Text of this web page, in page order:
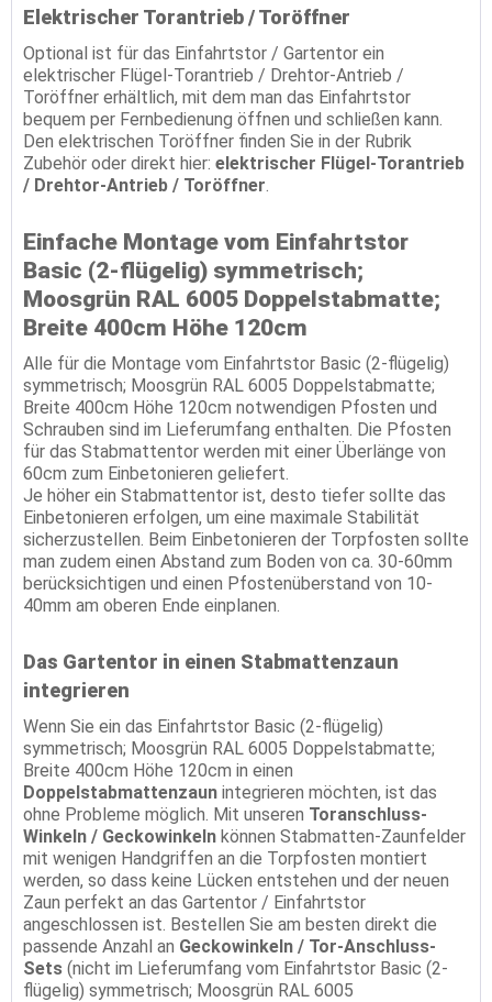
Elektrischer Torantrieb / Toröffner
Optional ist für das Einfahrtstor / Gartentor ein
elektrischer Flügel-Torantrieb / Drehtor-Antrieb /
Toröffner erhältlich, mit dem man das Einfahrtstor
bequem per Fernbedienung öffnen und schließen kann.
Den elektrischen Toröffner finden Sie in der Rubrik
Zubehör oder direkt hier: elektrischer Flügel-Torantrieb
/ Drehtor-Antrieb / Toröffner.
Einfache Montage vom Einfahrtstor
Basic (2-flügelig) symmetrisch;
Moosgrün RAL 6005 Doppelstabmatte;
Breite 400cm Höhe 120cm
Alle für die Montage vom Einfahrtstor Basic (2-flügelig)
symmetrisch; Moosgrün RAL 6005 Doppelstabmatte;
Breite 400cm Höhe 120cm notwendigen Pfosten und
Schrauben sind im Lieferumfang enthalten. Die Pfosten
für das Stabmattentor werden mit einer Überlänge von
60cm zum Einbetonieren geliefert.
Je höher ein Stabmattentor ist, desto tiefer sollte das
Einbetonieren erfolgen, um eine maximale Stabilität
sicherzustellen. Beim Einbetonieren der Torpfosten sollte
man zudem einen Abstand zum Boden von ca. 30-60mm
berücksichtigen und einen Pfostenüberstand von 10-
40mm am oberen Ende einplanen.
Das Gartentor in einen Stabmattenzaun
integrieren
Wenn Sie ein das Einfahrtstor Basic (2-flügelig)
symmetrisch; Moosgrün RAL 6005 Doppelstabmatte;
Breite 400cm Höhe 120cm in einen
Doppelstabmattenzaun integrieren möchten, ist das
ohne Probleme möglich. Mit unseren Toranschluss-
Winkeln / Geckowinkeln können Stabmatten-Zaunfelder
mit wenigen Handgriffen an die Torpfosten montiert
werden, so dass keine Lücken entstehen und der neuen
Zaun perfekt an das Gartentor / Einfahrtstor
angeschlossen ist. Bestellen Sie am besten direkt die
passende Anzahl an Geckowinkeln / Tor-Anschluss-
Sets (nicht im Lieferumfang vom Einfahrtstor Basic (2-
flügelig) symmetrisch; Moosgrün RAL 6005